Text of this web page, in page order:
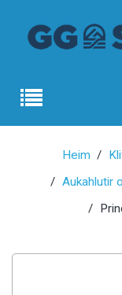
Heim
Aukahlutir